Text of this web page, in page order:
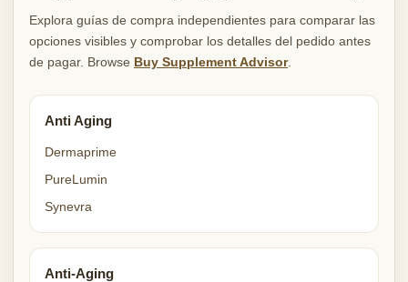
Explora guías de compra independientes para comparar las
opciones visibles y comprobar los detalles del pedido antes
de pagar. Browse Buy Supplement Advisor.
Anti Aging
Dermaprime
PureLumin
Synevra
Anti-Aging